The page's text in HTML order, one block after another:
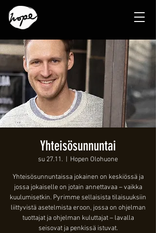
Yhteisösunnuntai
su 27.11. Hopen Olohuone
Yhteisösunnuntaissa jokainen on keskiössä ja
jossa jokaiselle on jotain annettavaa – vaikka
kuulumisetkin. Pyrimme sellaisista tilaisuuksiin
liittyvistä asetelmista eroon, jossa on ohjelman
tuottajat ja ohjelman kuluttajat – lavalla
seisovat ja penkissä istuvat.